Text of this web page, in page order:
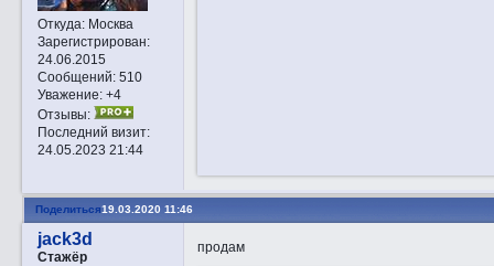
Откуда:Москва
Зарегистрирован:
24.06.2015
Сообщений:510
Уважение: +4
Отзывы:
Последний визит:
24.05.2023 21:44
Поделиться19.03.2020 11:46
jack3d
Стажёр
продам